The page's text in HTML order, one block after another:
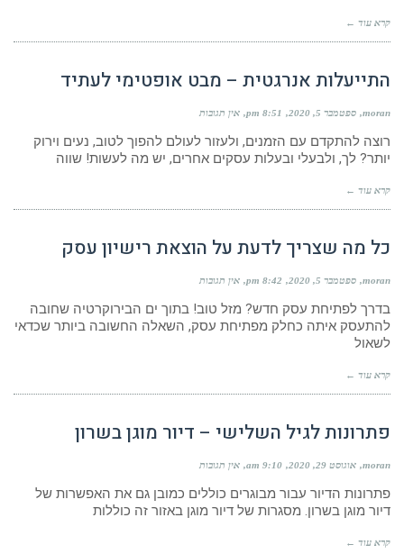
קרא עוד ←
התייעלות אנרגטית – מבט אופטימי לעתיד
moran ספטמבר 5, 2020 8:51 pm אין תגובות
רוצה להתקדם עם הזמנים, ולעזור לעולם להפוך לטוב, נעים וירוק
יותר? לך, ולבעלי ובעלות עסקים אחרים, יש מה לעשות! שווה
קרא עוד ←
כל מה שצריך לדעת על הוצאת רישיון עסק
moran ספטמבר 5, 2020 8:42 pm אין תגובות
בדרך לפתיחת עסק חדש? מזל טוב! בתוך ים הבירוקרטיה שחובה
להתעסק איתה כחלק מפתיחת עסק, השאלה החשובה ביותר שכדאי
לשאול
קרא עוד ←
פתרונות לגיל השלישי – דיור מוגן בשרון
moran אוגוסט 29, 2020 9:10 am אין תגובות
פתרונות הדיור עבור מבוגרים כוללים כמובן גם את האפשרות של
דיור מוגן בשרון. מסגרות של דיור מוגן באזור זה כוללות
קרא עוד ←